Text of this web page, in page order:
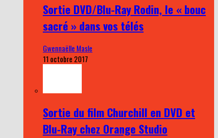
Sortie DVD/Blu-Ray Rodin, le « bouc
sacré » dans vos télés
Gwennaëlle Masle
11 octobre 2017
Sortie du film Churchill en DVD et
Blu-Ray chez Orange Studio